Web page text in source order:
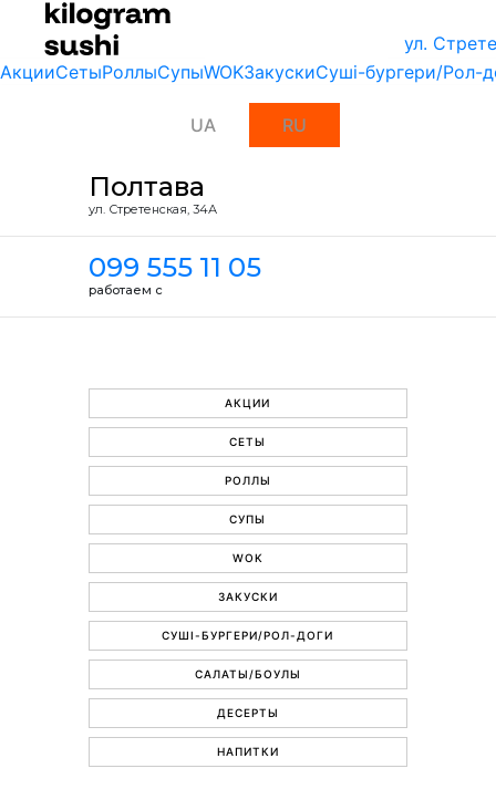
ул.
АкцииСетыРоллыСупыWOKЗакускиСуші-бургери/Рол-
UA RU
Полтава
ул. Стретенская, 34А
099 555 11 05
работаем с
АКЦИИ
СЕТЫ
РОЛЛЫ
СУПЫ
WOK
ЗАКУСКИ
СУШІ-БУРГЕРИ/РОЛ-ДОГИ
САЛАТЫ/БОУЛЫ
ДЕСЕРТЫ
НАПИТКИ